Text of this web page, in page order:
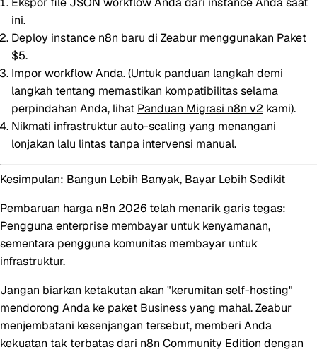
ini.
Deploy instance n8n baru di Zeabur menggunakan Paket
$5.
Impor workflow Anda. (Untuk panduan langkah demi
langkah tentang memastikan kompatibilitas selama
perpindahan Anda, lihat Panduan Migrasi n8n v2 kami).
Nikmati infrastruktur auto-scaling yang menangani
lonjakan lalu lintas tanpa intervensi manual.
Kesimpulan: Bangun Lebih Banyak, Bayar Lebih Sedikit
Pembaruan harga n8n 2026 telah menarik garis tegas:
Pengguna enterprise membayar untuk kenyamanan,
sementara pengguna komunitas membayar untuk
infrastruktur.
Jangan biarkan ketakutan akan "kerumitan self-hosting"
mendorong Anda ke paket Business yang mahal. Zeabur
menjembatani kesenjangan tersebut, memberi Anda
kekuatan tak terbatas dari n8n Community Edition dengan